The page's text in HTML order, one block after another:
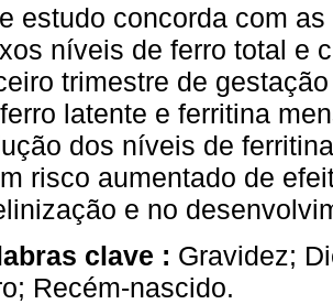
estudo concorda com
níveis de ferro total e
trimestre de
latente e ferritina
dos níveis de
risco aumentado de
e no
clave : Gravidez;
Recém-nascido.